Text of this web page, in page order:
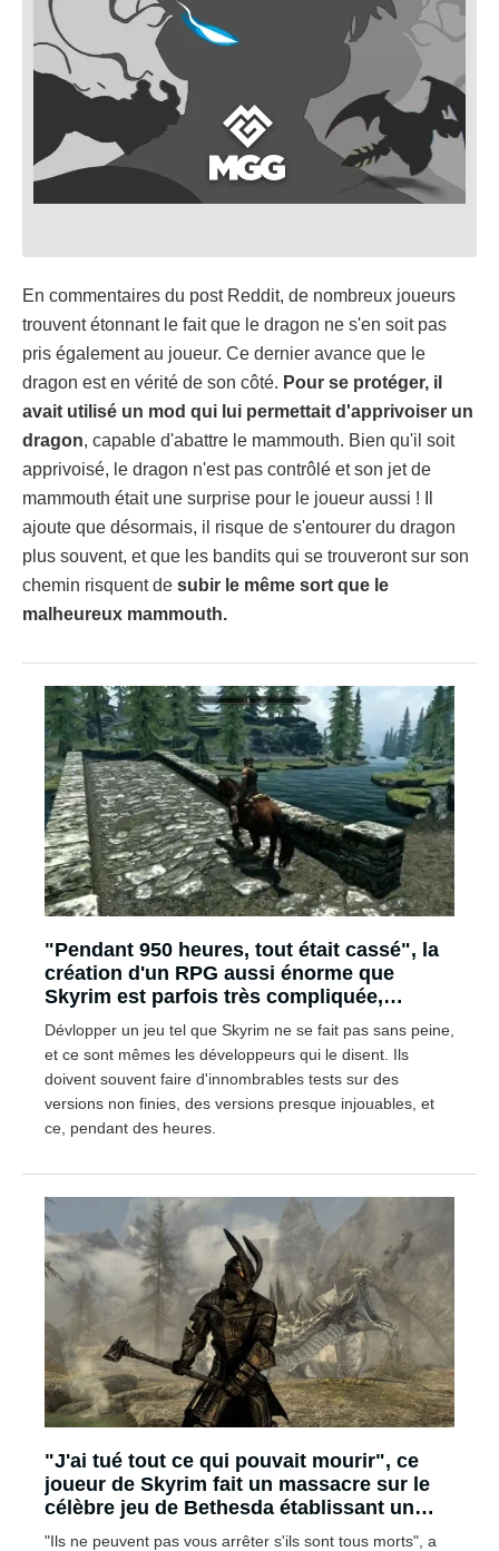
En commentaires du post Reddit, de nombreux joueurs
trouvent étonnant le fait que le dragon ne s'en soit pas
pris également au joueur. Ce dernier avance que le
dragon est en vérité de son côté. Pour se protéger, il
avait utilisé un mod qui lui permettait d'apprivoiser un
dragon, capable d'abattre le mammouth. Bien qu'il soit
apprivoisé, le dragon n'est pas contrôlé et son jet de
mammouth était une surprise pour le joueur aussi ! Il
ajoute que désormais, il risque de s'entourer du dragon
plus souvent, et que les bandits qui se trouveront sur son
chemin risquent de subir le même sort que le
malheureux mammouth.
"Pendant 950 heures, tout était cassé", la
création d'un RPG aussi énorme que
Skyrim est parfois très compliquée,
comme l'explique les devs de Bethesda
Dévlopper un jeu tel que Skyrim ne se fait pas sans peine,
et ce sont mêmes les développeurs qui le disent. Ils
doivent souvent faire d'innombrables tests sur des
versions non finies, des versions presque injouables, et
ce, pendant des heures.
"J'ai tué tout ce qui pouvait mourir", ce
joueur de Skyrim fait un massacre sur le
célèbre jeu de Bethesda établissant un
nouveau record
"Ils ne peuvent pas vous arrêter s'ils sont tous morts", a